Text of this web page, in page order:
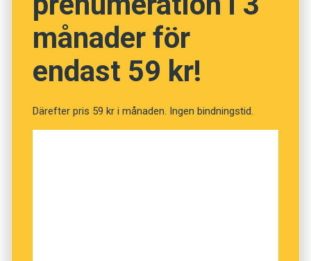
månader för
endast 59 kr!
Därefter pris 59 kr i månaden. Ingen bindningstid.